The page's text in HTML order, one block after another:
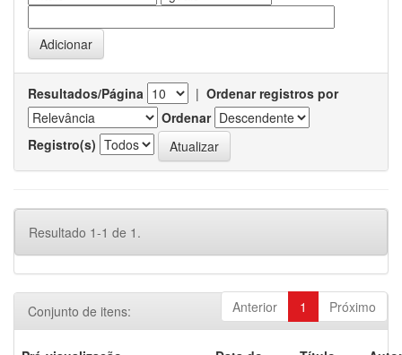
Resultados/Página | Ordenar registros por
Ordenar
Registro(s)
Resultado 1-1 de 1.
Anterior 1 Próximo
Conjunto de itens: